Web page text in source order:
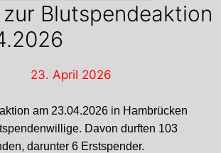
Blutspendeaktion
23. April 2026
am 23.04.2026 in Hambrücken
Davon durften 103
darunter 6 Erstspender.